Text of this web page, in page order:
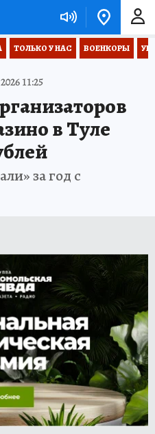
ТОЛЬКО У НАС ВОЕНКОРЫ
11:25
в Туле
за год с